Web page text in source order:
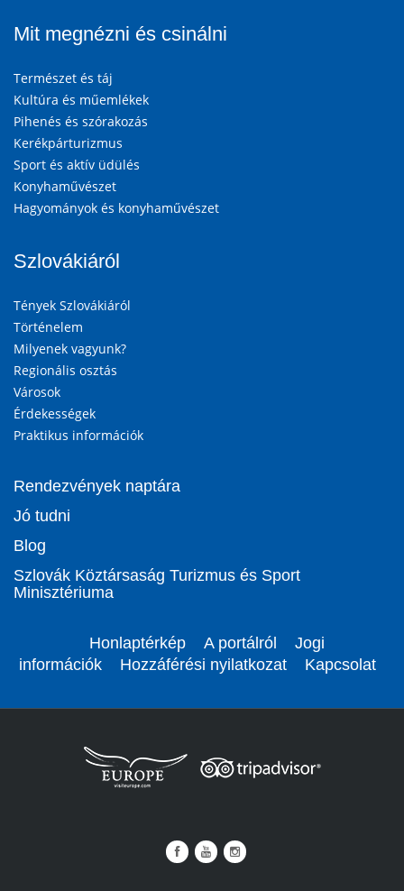
Mit megnézni és csinálni
Természet és táj
Kultúra és műemlékek
Pihenés és szórakozás
Kerékpárturizmus
Sport és aktív üdülés
Konyhaművészet
Hagyományok és konyhaművészet
Szlovákiáról
Tények Szlovákiáról
Történelem
Milyenek vagyunk?
Regionális osztás
Városok
Érdekességek
Praktikus információk
Rendezvények naptára
Jó tudni
Blog
Szlovák Köztársaság Turizmus és Sport
Minisztériuma
Honlaptérkép A portálról
Jogi
információk
Hozzáférési nyilatkozat Kapcsolat